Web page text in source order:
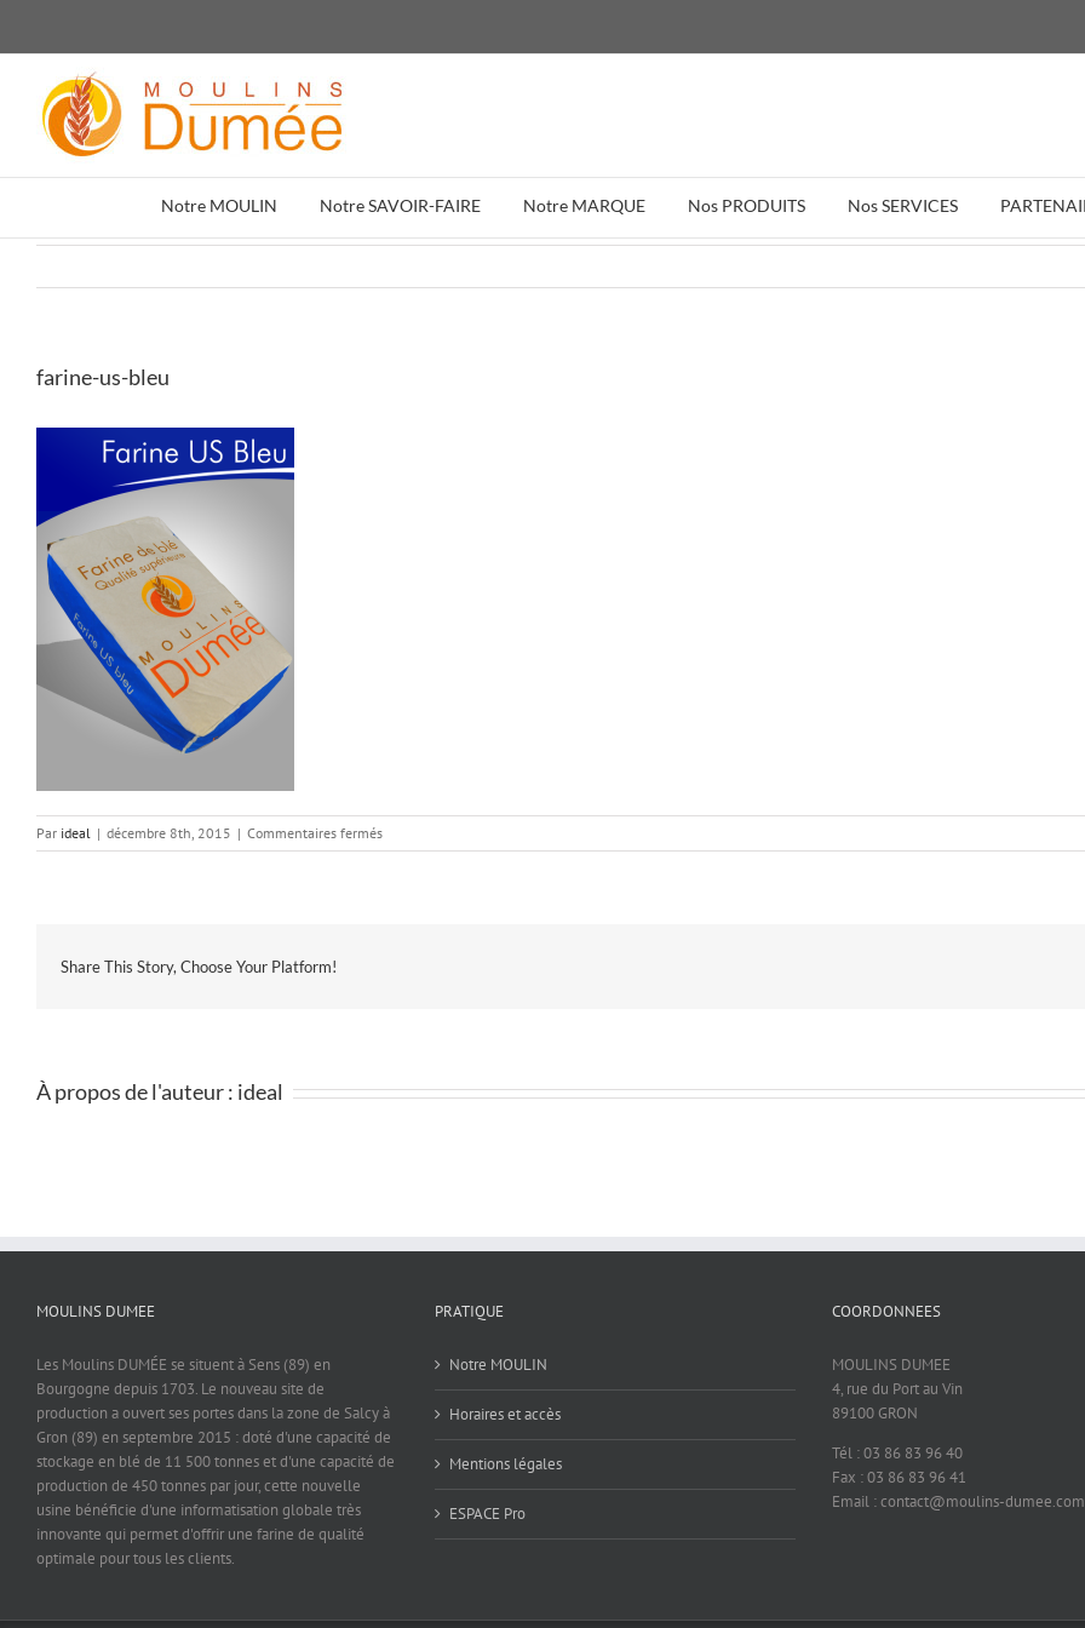
contenu
Notre MOULIN Notre SAVOIR-FAIRE Notre MARQUE Nos PRODUITS Nos SERVICES
farine-us-bleu
Par ideal | décembre 8th, 2015 | Commentaires ferméssur
farine-
Share This Story, Choose Your Platform!
À propos de l'auteur : ideal
MOULINS DUMEE
Les Moulins DUMÉE se situent à Sens (89) en
Bourgogne depuis 1703. Le nouveau site de
production a ouvert ses portes dans la zone de Salcy à
Gron (89) en septembre 2015 : doté d'une capacité de
stockage en blé de 11 500 tonnes et d'une capacité de
production de 450 tonnes par jour, cette nouvelle
usine bénéficie d'une informatisation globale très
innovante qui permet d'offrir une farine de qualité
optimale pour tous les clients.
PRATIQUE
Notre MOULIN
Horaires et accès
Mentions légales
ESPACE Pro
COORDONNEES
MOULINS DUMEE
4, rue du Port au Vin
89100 GRON
Tél : 03 86 83 96 40
Fax : 03 86 83 96 41
Email : contact@moulins-dumee.com